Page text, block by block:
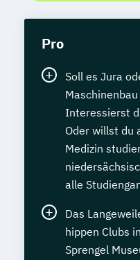
Pro
Soll es Jura
Interessierst
Oder willst du
Medizin
alle
Das
hippen Clubs
Sprengel